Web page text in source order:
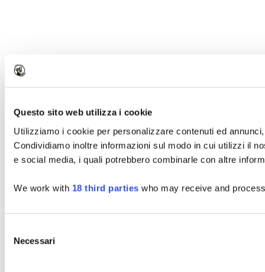
Questo sito web utilizza i cookie
Utilizziamo i cookie per personalizzare contenuti ed
Condividiamo inoltre informazioni sul modo in cui utilizzi il
e social media, i quali potrebbero combinarle con altre
We work with 18 third parties who may receive and
delNecessari